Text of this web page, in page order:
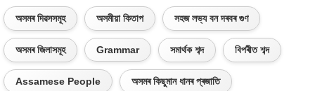
অসমৰ দিৱসসমূহ অসমীয়া কিতাপ সহজ লভ্য বন দৰবৰ গুণ
অসমৰ জিলাসমূহ Grammar সমাৰ্থক শব্দ বিপৰীত শব্দ
Assamese People অসমৰ কিছুমান ধানৰ প্ৰজাতি